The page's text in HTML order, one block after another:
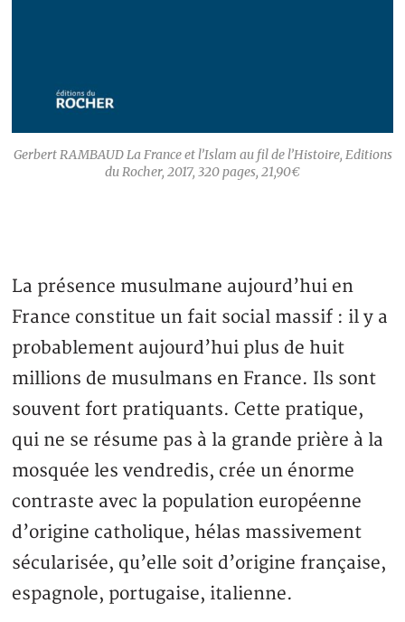
Gerbert RAMBAUDLa France et l’Islam au fil de l’Histoire, Editions
du Rocher, 2017, 320 pages, 21,90€
La présence musulmane aujourd’hui en
France constitue un fait social massif : il y a
probablement aujourd’hui plus de huit
millions de musulmans en France. Ils sont
souvent fort pratiquants. Cette pratique,
qui ne se résume pas à la grande prière à la
mosquée les vendredis, crée un énorme
contraste avec la population européenne
d’origine catholique, hélas massivement
sécularisée, qu’elle soit d’origine française,
espagnole, portugaise, italienne.